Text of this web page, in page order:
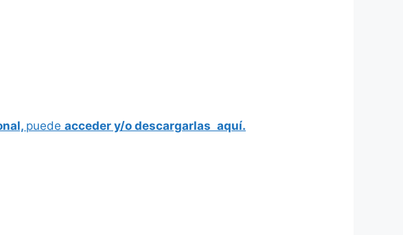
puede acceder y/o descargarlas aquí.